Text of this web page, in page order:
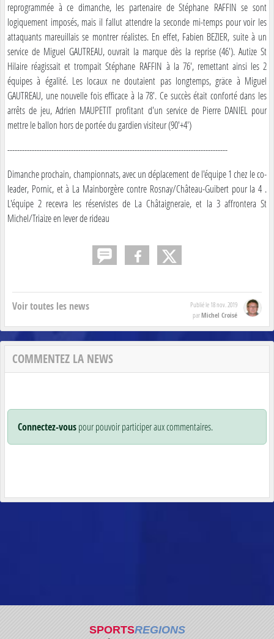
reprogrammée à ce dimanche, les partenaire de Stéphane RAFFIN se sont
logiquement imposés, mais il fallut attendre la seconde mi-temps pour voir les
attaquants mareuillais se montrer réalistes. En effet, Fabien BEZIER, suite à un
service de Miguel GAUTREAU, ouvrait la marque dès la reprise (46'). Autize St
Hilaire réagissait et trompait Stéphane RAFFIN à la 76', remettant ainsi les 2
équipes à égalité. Les locaux ne doutaient pas longtemps, gräce à Miguel
GAUTREAU, une nouvelle fois efficace à la 78'. Ce succès était conforté dans les
arrêts de jeu, Adrien MAUPETIT profitant d'un service de Pierre DANIEL pour
mettre le ballon hors de portée du gardien visiteur (90'+4')
------------------------------------------------------------------------------------------
Dimanche prochain, championnats, avec un déplacement de l'équipe 1 chez le co-
leader, Pornic, et à La Mainborgère contre Rosnay/Château-Guibert pour la 4 .
L'équipe 2 recevra les réservistes de La Châtaigneraie, et la 3 affrontera St
Michel/Triaize en lever de rideau
Voir toutes les news Publié le 18 nov. 2019
parMichel Croisé
COMMENTEZ LA NEWS
Connectez-vouspour pouvoir participer aux commentaires.
SPORTSREGIONS